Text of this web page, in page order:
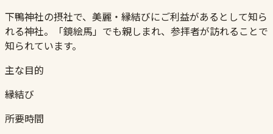
下鴨神社の摂社で、美麗・縁結びにご利益があるとして知ら
れる神社。「鏡絵馬」でも親しまれ、参拝者が訪れることで
知られています。
主な目的
縁結び
所要時間